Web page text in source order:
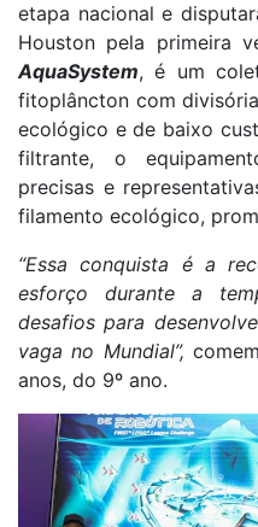
etapa nacional e
Houston pela primeira
AquaSystem, é um
fitoplâncton com
ecológico e de baixo
filtrante, o
precisas e
filamento ecológico,
“Essa conquista é a
esforço durante a
desafios para
vaga no Mundial”,
anos, do 9º ano.